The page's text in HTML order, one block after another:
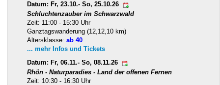
Datum: Fr, 23.10.- So, 25.10.26
Schluchtenzauber im Schwarzwald
Zeit: 11:00 - 15:30 Uhr
Ganztagswanderung (12,12,10 km)
Altersklasse: ab 40
... mehr Infos und Tickets
Datum: Fr, 06.11.- So, 08.11.26
Rhön - Naturparadies - Land der offenen Fernen
Zeit: 10:30 - 16:30 Uhr